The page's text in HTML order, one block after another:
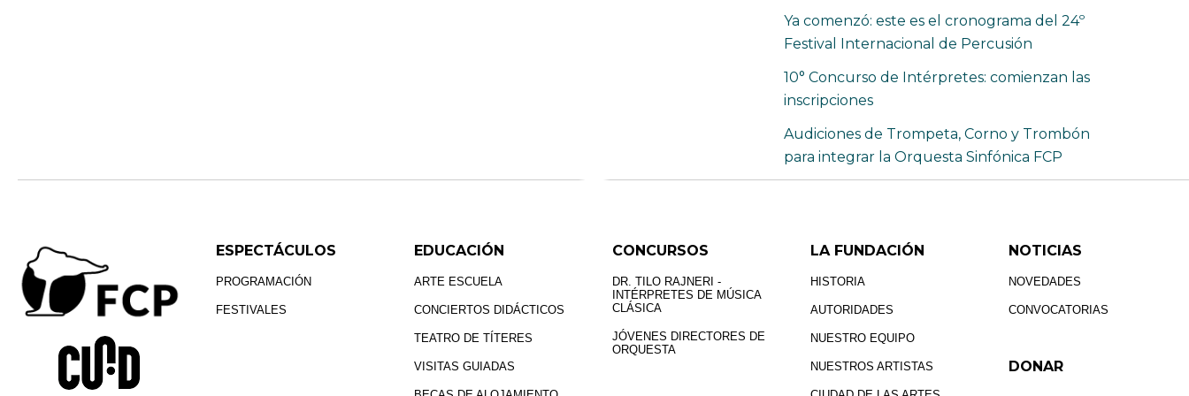
Ya comenzó: este es el cronograma del 24º
Festival Internacional de Percusión
10° Concurso de Intérpretes: comienzan las
inscripciones
Audiciones de Trompeta, Corno y Trombón
para integrar la Orquesta Sinfónica FCP
ESPECTÁCULOS
PROGRAMACIÓN
FESTIVALES
EDUCACIÓN
ARTE ESCUELA
CONCIERTOS DIDÁCTICOS
TEATRO DE TÍTERES
VISITAS GUIADAS
CONCURSOS
DR. TILO RAJNERI -
INTÉRPRETES DE MÚSICA
CLÁSICA
JÓVENES DIRECTORES DE
ORQUESTA
LA FUNDACIÓN
HISTORIA
AUTORIDADES
NUESTRO EQUIPO
NUESTROS ARTISTAS
NOTICIAS
NOVEDADES
CONVOCATORIAS
DONAR